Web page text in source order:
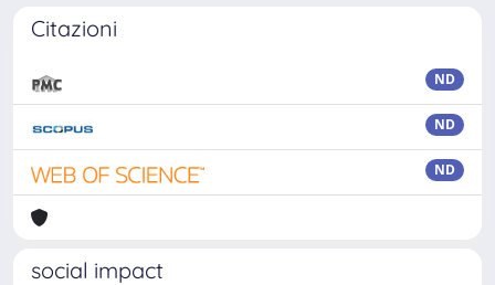
Citazioni
ND
ND
ND
social impact